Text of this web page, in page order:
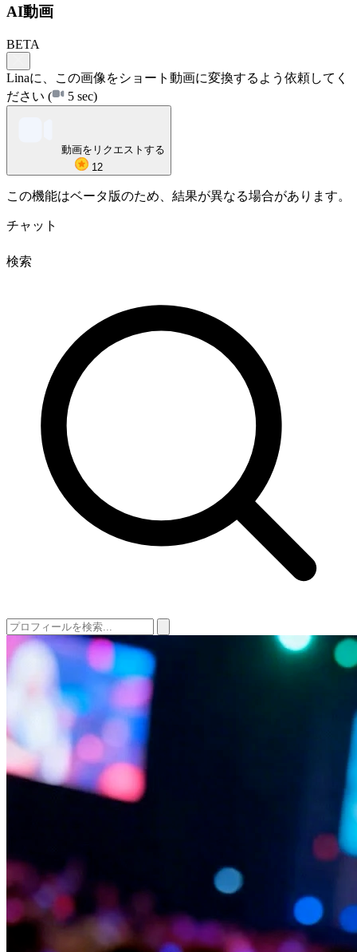
AI動画
BETA
Linaに、この画像をショート動画に変換するよう依頼してく
ださい ( 5 sec)
動画をリクエストする
12
この機能はベータ版のため、結果が異なる場合があります。
チャット
検索